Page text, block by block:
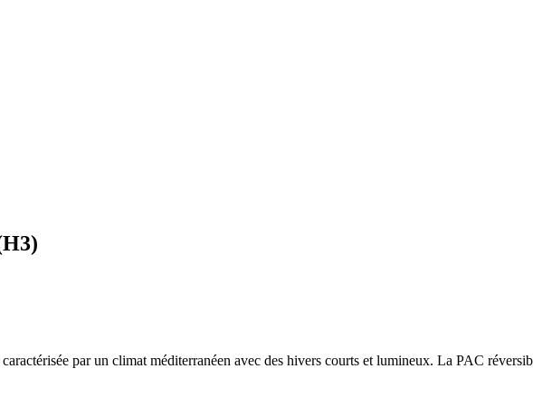
H3)
caractérisée par un climat méditerranéen avec des hivers courts et lumineux. La PAC